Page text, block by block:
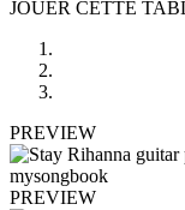
JOUER CETTE
PREVIEW
PREVIEW